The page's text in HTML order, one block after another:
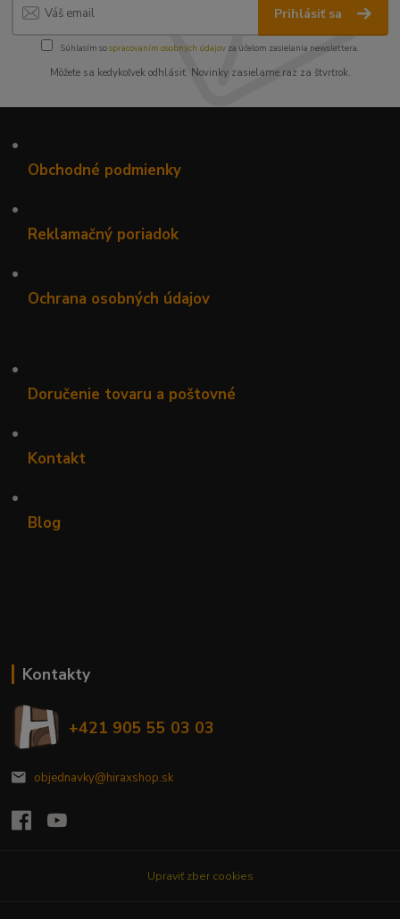
Prihlásiť sa
Súhlasím sospracovaním osobných údajov za účelom zasielania newslettera.
Môžete sa kedykoľvek odhlásiť. Novinky zasielame raz za štvrťrok.
•
Obchodné podmienky
•
Reklamačný poriadok
•
Ochrana osobných údajov
•
Doručenie tovaru a poštovné
•
Kontakt
•
Blog
Kontakty
+421 905 55 03 03
objednavky@hiraxshop.sk
Upraviť zber cookies